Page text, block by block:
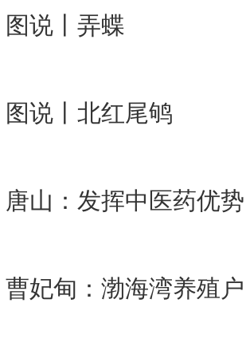
图说丨弄蝶
图说丨北红尾鸲
唐山：发挥中医药优
曹妃甸：渤海湾养殖